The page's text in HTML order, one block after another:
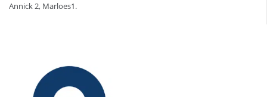
Annick 2, Marloes1.